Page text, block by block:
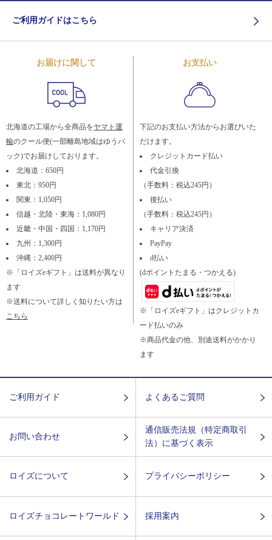
ご利用ガイドはこちら
お届けに関して
北海道の工場から全商品をヤマト運
輸のクール便(一部離島地域はゆうパ
ック)でお届けしております。
北海道：650円
東北：950円
関東：1,050円
信越・北陸・東海：1,080円
近畿・中国・四国：1,170円
九州：1,300円
沖縄：2,400円
※「ロイズeギフト」は送料が異なり
ます
※送料について詳しく知りたい方は
こちら
お支払い
下記のお支払い方法からお選びいた
だけます。
クレジットカード払い
代金引換
（手数料：税込245円）
後払い
（手数料：税込245円）
キャリア決済
PayPay
d払い
(dポイントたまる・つかえる)
※「ロイズeギフト」はクレジットカ
ード払いのみ
※商品代金の他、別途送料がかかり
ます
ご利用ガイド よくあるご質問
お問い合わせ
通信販売法規（特定商取引
法）に基づく表示
ロイズについて プライバシーポリシー
ロイズチョコレートワールド 採用案内